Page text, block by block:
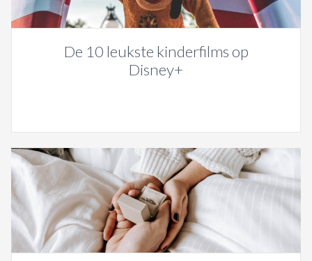
De 10 leukste kinderfilms op
Disney+